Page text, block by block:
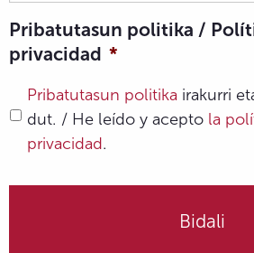
Pribatutasun politika /
privacidad *
Pribatutasun politika irakurri
dut. / He leído y acepto la
privacidad.